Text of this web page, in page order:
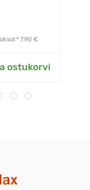
7.90 €
ostukorvi